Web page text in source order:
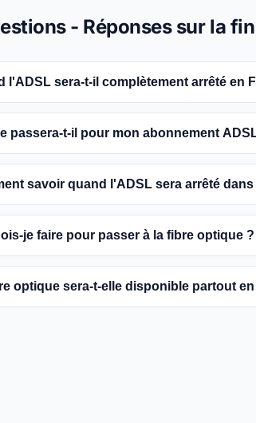
- Réponses sur la
l'ADSL sera-t-il complètement arrêté en
complète du réseau ADSL est prévue
à basculer vers des connexions fibre
passera-t-il pour mon abonnement
continuer à utiliser votre
votre commune. Cependant, il est conseillé
qualité de service.
savoir quand l'ADSL sera arrêté
précises de fermeture de l'ADSL
sur notre site en recherchant votre
je faire pour passer à la fibre optique ?
votre fournisseur d'accès à Internet
et planifier l'installation. La plupart des
optique sera-t-elle disponible partout